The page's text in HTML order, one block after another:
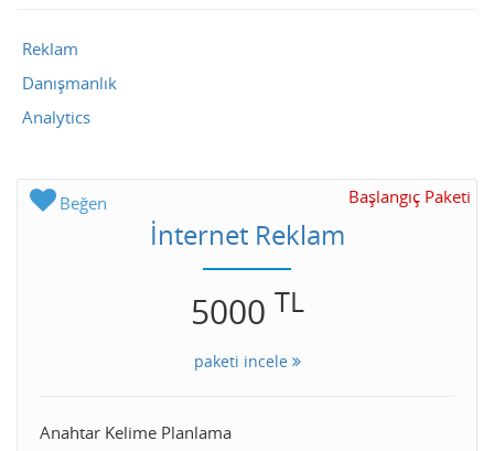
Reklam
Danışmanlık
Analytics
Beğen Başlangıç Paketi
İnternet Reklam
5000 TL
paketi incele
Anahtar Kelime Planlama